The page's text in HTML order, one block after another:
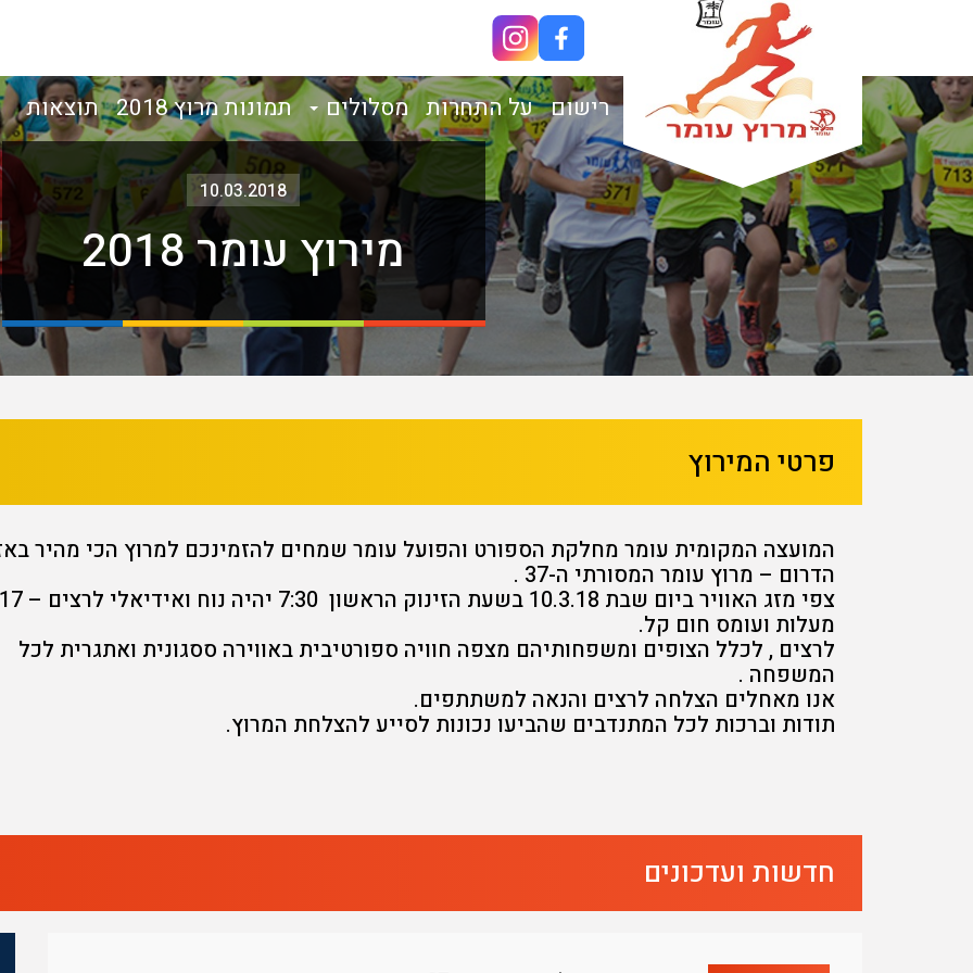
רישום על התחרות מסלולים תמונות מרוץ 2018 תוצאות
10.03.2018
מירוץ עומר 2018
פרטי המירוץ
המועצה המקומית עומר מחלקת הספורט והפועל עומר שמחים להזמינכם למרוץ הכי מהיר
הדרום – מרוץ עומר המסורתי ה-37 .
צפי מזג האוויר ביום שבת 10.3.18 בשעת הזינוק הראשון 7:30 יהיה נוח ואידיאלי לרצים – 17
מעלות ועומס חום קל.
לרצים , לכלל הצופים ומשפחותיהם מצפה חוויה ספורטיבית באווירה ססגונית ואתגרית לכל
המשפחה .
אנו מאחלים הצלחה לרצים והנאה למשתתפים.
תודות וברכות לכל המתנדבים שהביעו נכונות לסייע להצלחת המרוץ.
חדשות ועדכונים